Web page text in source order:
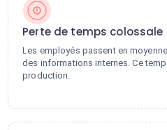
Perte de temps colossale
Les employés passent en
des informations internes. Ce
production.